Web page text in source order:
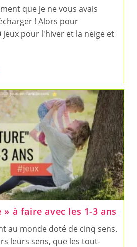
que je ne vous avais
! Alors pour
jeux pour l'hiver et la neige et
à faire avec les 1-3 ans
au monde doté de cinq sens.
leurs sens, que les tout-